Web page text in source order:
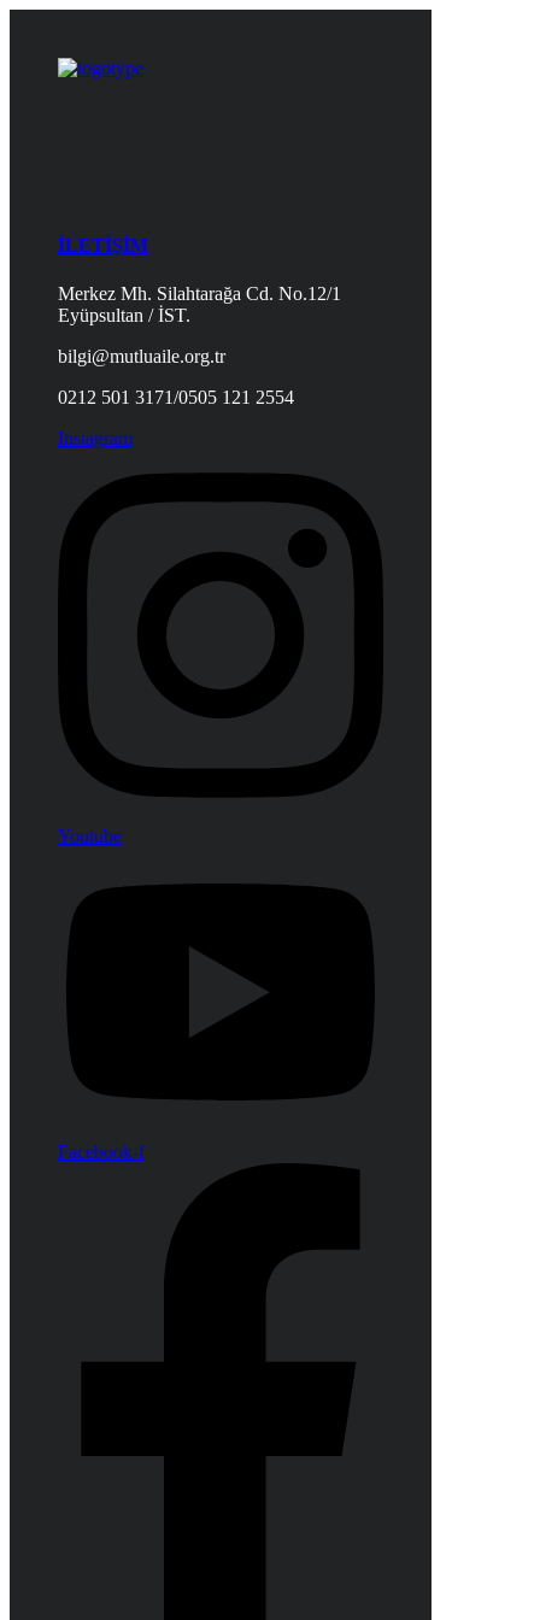
İLETİŞİM
Merkez Mh. Silahtarağa Cd. No.12/1
Eyüpsultan / İST.
bilgi@mutluaile.org.tr
0212 501 3171/0505 121 2554
Instagram
Youtube
Facebook-f